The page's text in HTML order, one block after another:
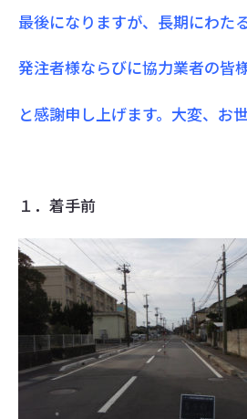
最後になりますが、長期にわた
発注者様ならびに協力業者の皆
と感謝申し上げます。大変、お
１．着手